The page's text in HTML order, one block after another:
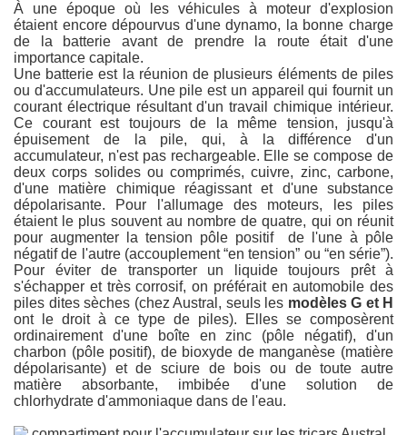
À une époque où les véhicules à moteur d'explosion
étaient encore dépourvus d'une dynamo, la bonne charge
de la batterie avant de prendre la route était d'une
importance capitale.
Une batterie est la réunion de plusieurs éléments de piles
ou d'accumulateurs. Une pile est un appareil qui fournit un
courant électrique résultant d'un travail chimique intérieur.
Ce courant est toujours de la même tension, jusqu'à
épuisement de la pile, qui, à la différence d'un
accumulateur, n'est pas rechargeable. Elle se compose de
deux corps solides ou comprimés, cuivre, zinc, carbone,
d'une matière chimique réagissant et d'une substance
dépolarisante. Pour l'allumage des moteurs, les piles
étaient le plus souvent au nombre de quatre, qui on réunit
pour augmenter la tension pôle positif de l'une à pôle
négatif de l'autre (accouplement “en tension” ou “en série”).
Pour éviter de transporter un liquide toujours prêt à
s'échapper et très corrosif, on préférait en automobile des
piles dites sèches (chez Austral, seuls les modèles G et H
ont le droit à ce type de piles). Elles se composèrent
ordinairement d'une boîte en zinc (pôle négatif), d'un
charbon (pôle positif), de bioxyde de manganèse (matière
dépolarisante) et de sciure de bois ou de toute autre
matière absorbante, imbibée d'une solution de
chlorhydrate d'ammoniaque dans de l'eau.